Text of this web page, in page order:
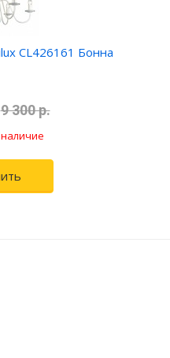
CL426161 Бонна
9 300 р.